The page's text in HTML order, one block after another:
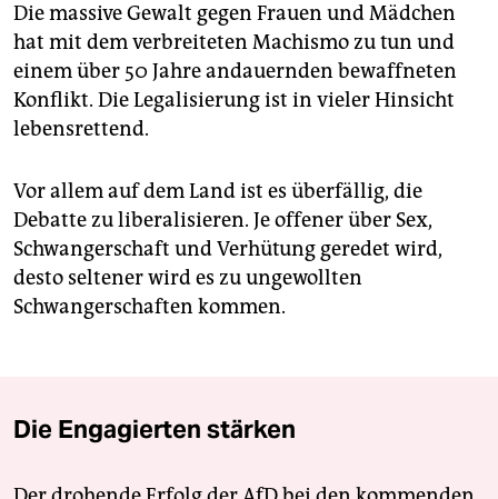
Die massive Gewalt gegen Frauen und Mädchen
hat mit dem verbreiteten Machismo zu tun und
einem über 50 Jahre andauernden bewaffneten
Konflikt. Die Legalisierung ist in vieler Hinsicht
lebensrettend.
Vor allem auf dem Land ist es überfällig, die
Debatte zu liberalisieren. Je offener über Sex,
Schwangerschaft und Verhütung geredet wird,
desto seltener wird es zu ungewollten
Schwangerschaften kommen.
Die Engagierten stärken